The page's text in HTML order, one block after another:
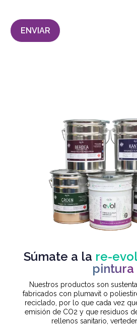
Súmate a la re-
pintura
Nuestros productos son
fabricados con plumavit o
reciclado, por lo que cada vez
emisión de CO2 y que residuos
rellenos sanitario,